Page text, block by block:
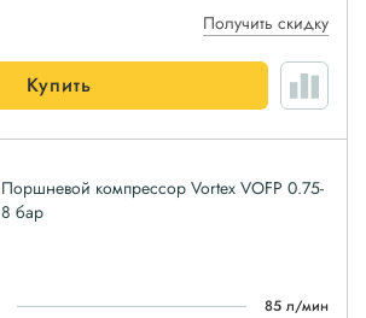
Получить скидку
Купить
Поршневой компрессор Vortex VOFP 0.75-
8 бар
85 л/мин